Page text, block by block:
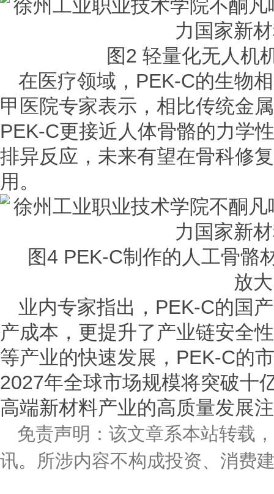
图2 轻量化无人机
在医疗领域，PEK-C的生物
甲医院专家表示，相比传统金
PEK-C更接近人体骨骼的力学
排异反应，未来有望在骨科修
用。
图4 PEK-C制作的人工骨骼
放
业内专家指出，PEK-C的国
产成本，更提升了产业链安全
等产业的快速发展，PEK-C的
2027年全球市场规模将突破十
高端新材料产业的高质量发展
免责声明：该文章系本站转载
讯。所涉内容不构成投资、消费